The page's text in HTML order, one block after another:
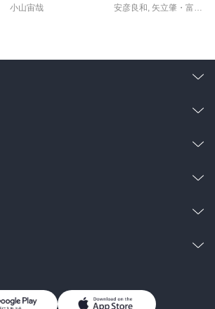
, ましい柚茉 真村澪生,もりなかもなか
小山宙哉
安彦良和 矢立肇・富野由悠季